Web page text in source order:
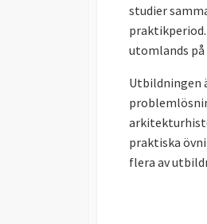
studier
utomlands
Utbildningen
praktiska
flera av